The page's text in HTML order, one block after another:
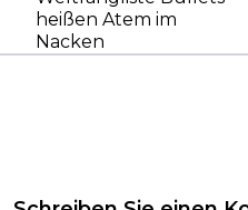
heißen Atem im
Nacken